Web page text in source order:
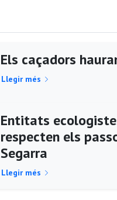
Els caçadors
Llegir més
Entitats
respecten els
Segarra
Llegir més